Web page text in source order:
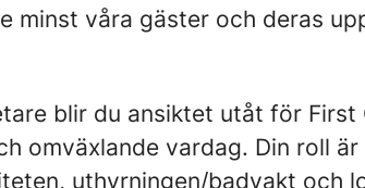
minst våra gäster och deras
blir du ansiktet utåt för First
omväxlande vardag. Din roll är
uthyrningen/badvakt och